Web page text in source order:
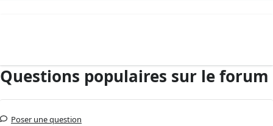
Questions populaires sur le forum
Poser une question